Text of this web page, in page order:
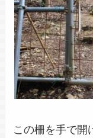
この柵を手で開